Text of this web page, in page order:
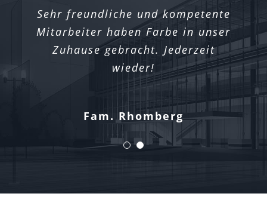
Exakte Abdeckungsarbeiten,
saubere Arbeit und schnell. Das
hat uns ein Strahlen auf’s Gesicht
gezaubert.
Familie Gunz
Sehr freundliche und kompetente
Mitarbeiter haben Farbe in unser
Zuhause gebracht. Jederzeit
wieder!
Fam. Rhomberg